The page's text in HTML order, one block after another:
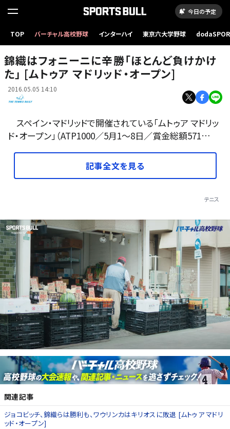
今日の予定
TOP バーチャル高校野球 インターハイ 東京六大学野球
錦織はフォニーニに辛勝「ほとんど負けかけ
た」 [ムトゥア マドリッド・オープン]
2016.05.05 14:10
スペイン・マドリッドで開催されている「ムトゥア マドリッ
ド・オープン」（ATP1000／5月1～8日／賞金総額571…
記事全文を見る
テニス
関連記事
ジョコビッチ、錦織らは勝利も、ワウリンカはキリオスに敗退 [ムトゥア マドリ
ッド・オープン]